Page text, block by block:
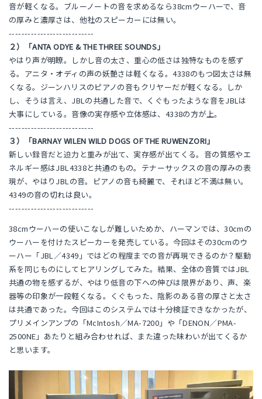
音が軽くなる。ブルーノートの音を求めるなら38cmウーハーで、音
の厚みと濃厚さは、他社のスピーカーには無い。
---------------------------
２）「ANTA ODYE & THE THREE SOUNDS」
やはり声が明瞭。しかし音の太さ、重心の低さは独特なものを感ず
る。アニタ・オディの声の妖艶さは軽くなる。4338のもつ図太さは無
くなる。ジーンハリスのピアノの音もクリヤーだが軽くなる。しか
し、そうは言え、JBLの共通した音で、くぐもったような音をJBLは
大事にしている。音像の実存感や立体感は、4338の方が上。
---------------------------
３）「BARNAY WILEN WILD DOGS OF THE RUWENZORI」
新しい録音だと迫力と重みが出て、実存感が出てくる。音の質感やエ
ネルギー感はJBL4338と共通のもの。テナーサックスの音の厚みの表
現が、やはりJBLの音。ピアノの音も綺麗で、それほど不満は無い。
4349の音の切れは良い。
---------------------------
38cmウーハーの使いこなしが難しいためか、ハーマンでは、30cmの
ウーハーを付けたスピーカーを発売している。今回はその30cmのウ
ーハー「JBL／4349」ではどの程度までの音が再現できるのか？駆動
系を同じものにしてヒアリングしてみた。結果、全体の音質ではJBL
共通の物を感ずるが、やはり低音の下への伸びは限界があり、声、楽
器等の印象が一段軽くなる。くぐもった、陰影のある音の厚さと太さ
は共通であった。今回はこのシステムでは十分検証できなかったが、
プリメインアンプの「McIntosh／MA-7200」や「DENON／PMA-
2500NE」あたりと組み合わせれば、また違った味わいが出てくるか
と思います。